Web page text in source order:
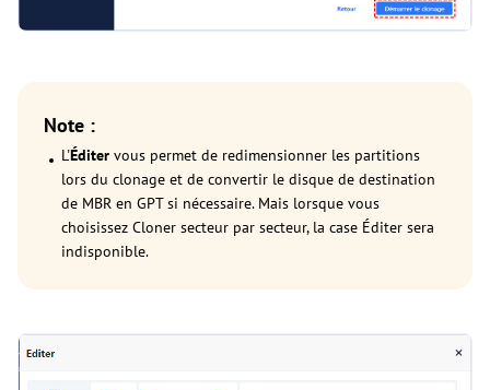
Note :
L'Éditer vous permet de redimensionner les partitions
lors du clonage et de convertir le disque de destination
de MBR en GPT si nécessaire. Mais lorsque vous
choisissez Cloner secteur par secteur, la case Éditer sera
indisponible.